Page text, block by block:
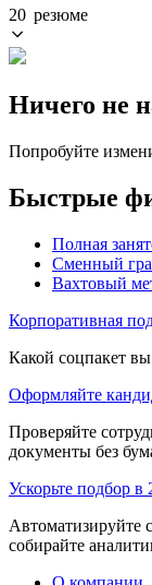
20 резюме
Ничего не
Попробуйте
Быстрые
Полная
Сменный
Вахтовый
Корпоративная
Какой соцпакет
Оформляйте
Проверяйте
документы без
Ускорьте подбор в
Автоматизируйте
собирайте